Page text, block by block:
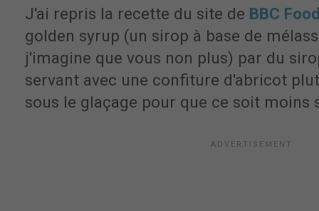
J'ai repris la recette du site de BBC
golden syrup (un sirop à base de
j'imagine que vous non plus) par du
servant avec une confiture d'abricot
sous le glaçage pour que ce soit moins